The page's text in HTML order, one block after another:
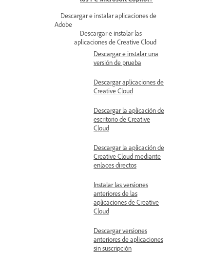
Descargar e instalar aplicaciones de
Adobe
Descargar e instalar las
aplicaciones de Creative Cloud
Descargar e instalar una
versión de prueba
Descargar aplicaciones de
Creative Cloud
Descargar la aplicación de
escritorio de Creative
Cloud
Descargar la aplicación de
Creative Cloud mediante
enlaces directos
Instalar las versiones
anteriores de las
aplicaciones de Creative
Cloud
Descargar versiones
anteriores de aplicaciones
sin suscripción